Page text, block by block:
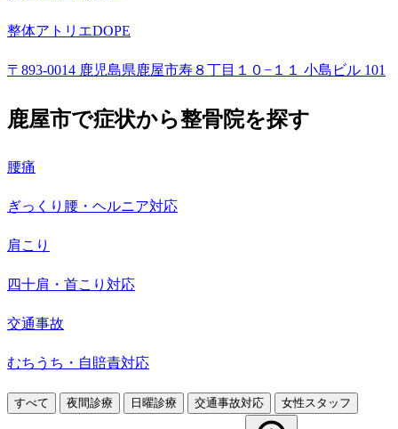
整体アトリエDOPE
〒893-0014 鹿児島県鹿屋市寿８丁目１０−１１ 小島ビル 101
鹿屋市で症状から整骨院を探す
腰痛
ぎっくり腰・ヘルニア対応
肩こり
四十肩・首こり対応
交通事故
むちうち・自賠責対応
すべて 夜間診療 日曜診療 交通事故対応 女性スタッフ